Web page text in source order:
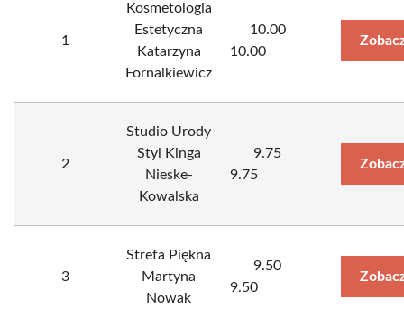
1
Kosmetologia
Estetyczna
Katarzyna
Fornalkiewicz
10.00
10.00
2
Studio Urody
Styl Kinga
Nieske-
Kowalska
9.75
9.75
3
Strefa Piękna
Martyna
Nowak
9.50
9.50